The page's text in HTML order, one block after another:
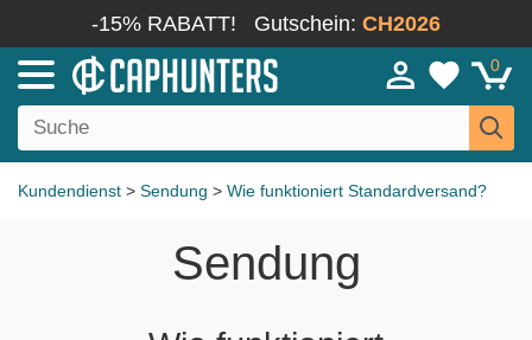
-15% RABATT! Gutschein: CH2026
0
Kundendienst > Sendung > Wie funktioniert Standardversand?
Sendung